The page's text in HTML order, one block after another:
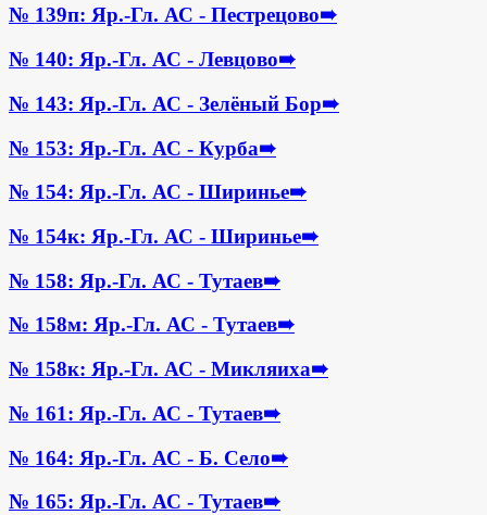
№ 139п: Яр.-Гл. АС - Пестрецово➠
№ 140: Яр.-Гл. АС - Левцово➠
№ 143: Яр.-Гл. АС - Зелёный Бор➠
№ 153: Яр.-Гл. АС - Курба➠
№ 154: Яр.-Гл. АС - Ширинье➠
№ 154к: Яр.-Гл. АС - Ширинье➠
№ 158: Яр.-Гл. АС - Тутаев➠
№ 158м: Яр.-Гл. АС - Тутаев➠
№ 158к: Яр.-Гл. АС - Микляиха➠
№ 161: Яр.-Гл. АС - Тутаев➠
№ 164: Яр.-Гл. АС - Б. Село➠
№ 165: Яр.-Гл. АС - Тутаев➠